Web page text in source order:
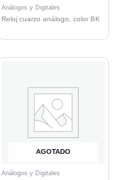
Análogos y Digitales
Reloj cuarzo análogo, color BK
AGOTADO
Análogos y Digitales